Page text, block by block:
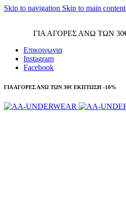
Skip to navigation Skip to main content
ΓΙΑ ΑΓΟΡΕΣ ΑΝΩ ΤΩΝ
Επικοινωνια
Instagram
Facebook
ΓΙΑ ΑΓΟΡΕΣ ΑΝΩ ΤΩΝ 30€ ΕΚΠΤΩΣΗ -10%